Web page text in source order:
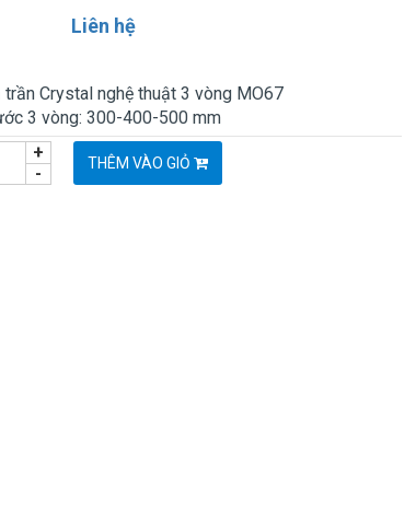
Liên hệ
Crystal nghệ thuật 3 vòng MO67
3 vòng: 300-400-500 mm
-
+ THÊM VÀO GIỎ